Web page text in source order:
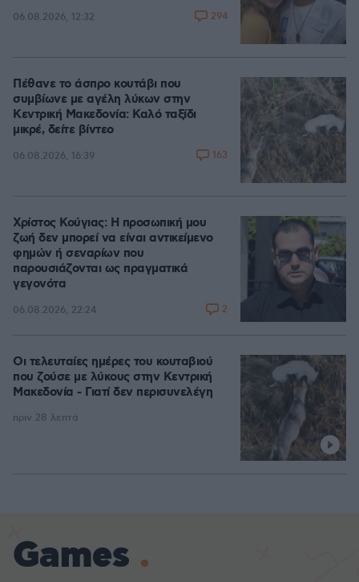
06.08.2026, 12:32 294
Πέθανε το άσπρο κουτάβι που
συμβίωνε με αγέλη λύκων στην
Κεντρική Μακεδονία: Καλό ταξίδι
μικρέ, δείτε βίντεο
06.08.2026, 16:39 163
Χρίστος Κούγιας: Η προσωπική μου
ζωή δεν μπορεί να είναι αντικείμενο
φημών ή σεναρίων που
παρουσιάζονται ως πραγματικά
γεγονότα
06.08.2026, 22:24 2
Οι τελευταίες ημέρες του κουταβιού
που ζούσε με λύκους στην Κεντρική
Μακεδονία - Γιατί δεν περισυνελέγη
πριν 28 λεπτά
Games